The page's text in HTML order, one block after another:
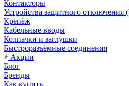
Контакторы
Устройства защитного отключения
Крепёж
Кабельные вводы
Колпачки и заглушки
Быстроразъёмные соединения
Акции
Блог
Бренды
Как купить